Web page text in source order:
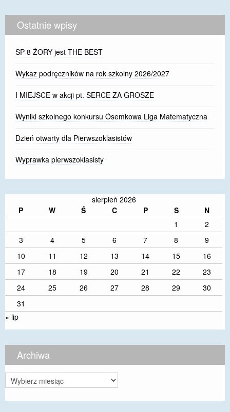
Ostatnie wpisy
SP-8 ŻORY jest THE BEST
Wykaz podręczników na rok szkolny 2026/2027
I MIEJSCE w akcji pt. SERCE ZA GROSZE
Wyniki szkolnego konkursu Ósemkowa Liga Matematyczna
Dzień otwarty dla Pierwszoklasistów
Wyprawka pierwszoklasisty
sierpień 2026
P
W Ś C P S
N
1
2
3
4 5 6 7 8
9
10
11 12 13 14 15
16
17
18 19 20 21 22
23
24
25 26 27 28 29
30
31
« lip
Archiwa
Archiwa